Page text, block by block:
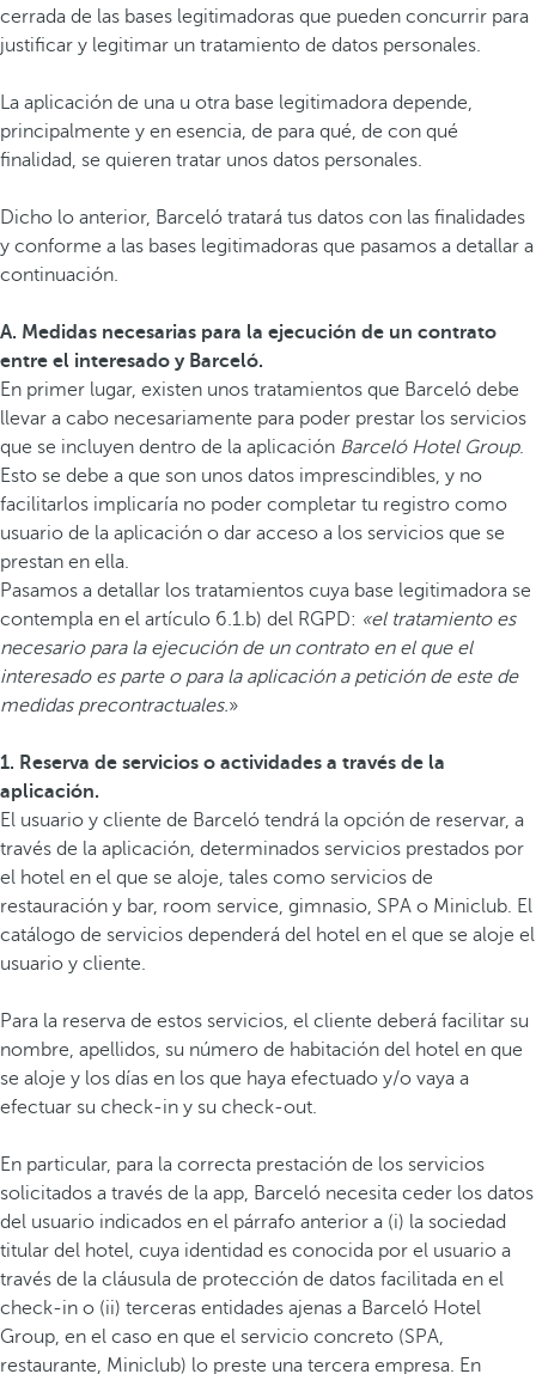
cerrada de las bases legitimadoras que pueden concurrir para
justificar y legitimar un tratamiento de datos personales.
La aplicación de una u otra base legitimadora depende,
principalmente y en esencia, de para qué, de con qué
finalidad, se quieren tratar unos datos personales.
Dicho lo anterior, Barceló tratará tus datos con las finalidades
y conforme a las bases legitimadoras que pasamos a detallar a
continuación.
A. Medidas necesarias para la ejecución de un contrato
entre el interesado y Barceló.
En primer lugar, existen unos tratamientos que Barceló debe
llevar a cabo necesariamente para poder prestar los servicios
que se incluyen dentro de la aplicación Barceló Hotel Group.
Esto se debe a que son unos datos imprescindibles, y no
facilitarlos implicaría no poder completar tu registro como
usuario de la aplicación o dar acceso a los servicios que se
prestan en ella.
Pasamos a detallar los tratamientos cuya base legitimadora se
contempla en el artículo 6.1.b) del RGPD: «el tratamiento es
necesario para la ejecución de un contrato en el que el
interesado es parte o para la aplicación a petición de este de
medidas precontractuales.»
1. Reserva de servicios o actividades a través de la
aplicación.
El usuario y cliente de Barceló tendrá la opción de reservar, a
través de la aplicación, determinados servicios prestados por
el hotel en el que se aloje, tales como servicios de
restauración y bar, room service, gimnasio, SPA o Miniclub. El
catálogo de servicios dependerá del hotel en el que se aloje el
usuario y cliente.
Para la reserva de estos servicios, el cliente deberá facilitar su
nombre, apellidos, su número de habitación del hotel en que
se aloje y los días en los que haya efectuado y/o vaya a
efectuar su check-in y su check-out.
En particular, para la correcta prestación de los servicios
solicitados a través de la app, Barceló necesita ceder los datos
del usuario indicados en el párrafo anterior a (i) la sociedad
titular del hotel, cuya identidad es conocida por el usuario a
través de la cláusula de protección de datos facilitada en el
check-in o (ii) terceras entidades ajenas a Barceló Hotel
Group, en el caso en que el servicio concreto (SPA,
restaurante, Miniclub) lo preste una tercera empresa. En